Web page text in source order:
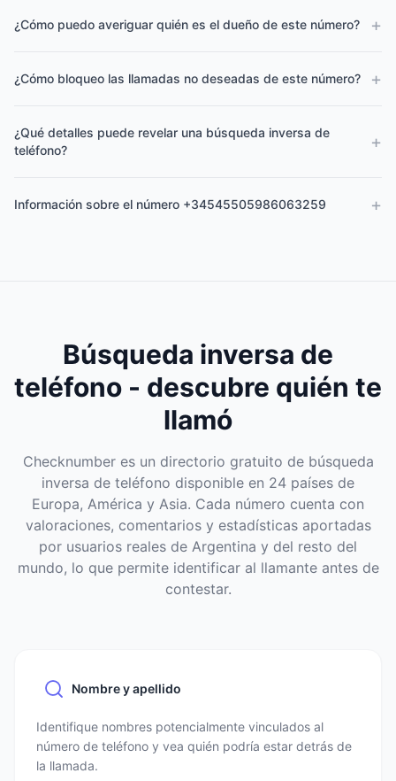
¿Cómo puedo averiguar quién es el dueño de este número? +
¿Cómo bloqueo las llamadas no deseadas de este número? +
¿Qué detalles puede revelar una búsqueda inversa de
teléfono?
+
Información sobre el número +34545505986063259 +
Búsqueda inversa de
teléfono - descubre quién te
llamó
Checknumber es un directorio gratuito de búsqueda
inversa de teléfono disponible en 24 países de
Europa, América y Asia. Cada número cuenta con
valoraciones, comentarios y estadísticas aportadas
por usuarios reales de Argentina y del resto del
mundo, lo que permite identificar al llamante antes de
contestar.
Nombre y apellido
Identifique nombres potencialmente vinculados al
número de teléfono y vea quién podría estar detrás de
la llamada.